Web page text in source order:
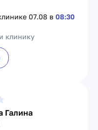
07.08 в 08:30
клинику
Галина